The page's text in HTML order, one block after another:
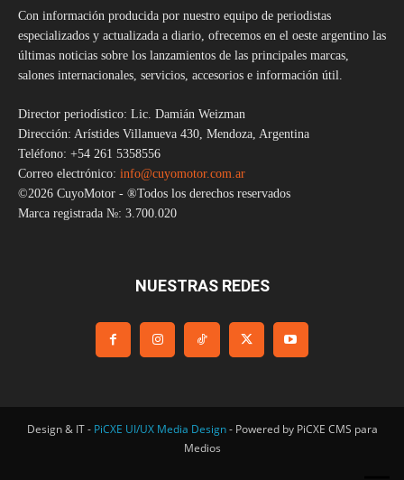
Con información producida por nuestro equipo de periodistas
especializados y actualizada a diario, ofrecemos en el oeste argentino las
últimas noticias sobre los lanzamientos de las principales marcas,
salones internacionales, servicios, accesorios e información útil.
Director periodístico: Lic. Damián Weizman
Dirección: Arístides Villanueva 430, Mendoza, Argentina
Teléfono: +54 261 5358556
Correo electrónico: info@cuyomotor.com.ar
©2026 CuyoMotor - ®Todos los derechos reservados
Marca registrada №: 3.700.020
NUESTRAS REDES
Design & IT - PiCXE UI/UX Media Design- Powered by PiCXE CMS para
Medios